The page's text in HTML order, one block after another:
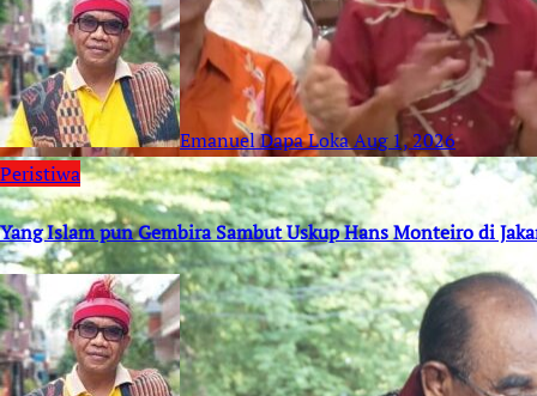
Emanuel Dapa LokaAug 1, 2026
Peristiwa
Yang Islam pun Gembira Sambut Uskup Hans Monteiro di